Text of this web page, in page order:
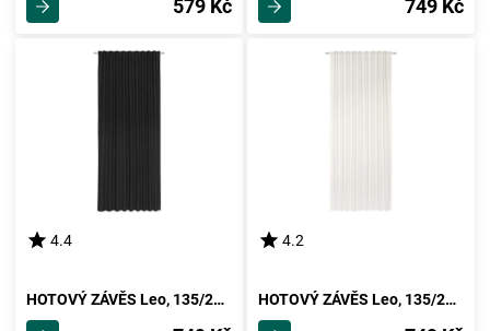
579 Kč 749 Kč
4.4
HOTOVÝ ZÁVĚS Leo, 135/255cm, Černá
4.2
HOTOVÝ ZÁVĚS Leo, 135/255cm, Přírodní